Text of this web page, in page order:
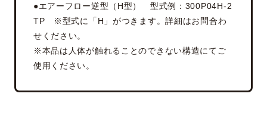
●エアーフロー逆型（H型） 型式例：300P04H-2
TP ※型式に「H」がつきます。詳細はお問合わ
せください。
※本品は人体が触れることのできない構造にてご
使用ください。